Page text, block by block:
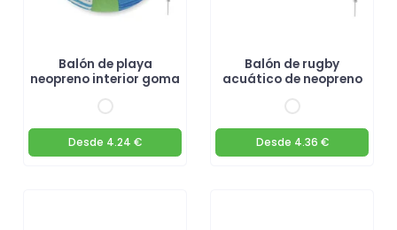
Balón de playa
neopreno interior goma
Desde 4.24 €
Balón de rugby
acuático de neopreno
Desde 4.36 €